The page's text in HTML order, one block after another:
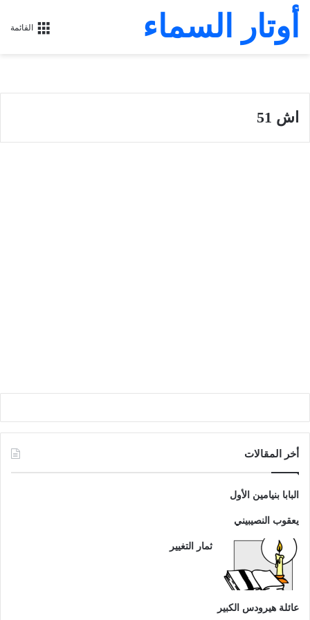
القائمة أوتار السماء
اش 51
أخر المقالات
البابا بنيامين الأول
يعقوب النصيبيني
ثمار التغيير
عائلة هيرودس الكبير